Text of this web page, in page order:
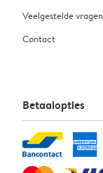
Veelgestelde vragen
Contact
Betaalopties